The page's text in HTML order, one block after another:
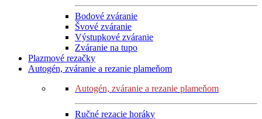
Bodové zváranie
Švové zváranie
Výstupkové zváranie
Zváranie na tupo
Plazmové rezačky
Autogén, zváranie a rezanie plameňom
Autogén, zváranie a rezanie plameňom
Ručné rezacie horáky